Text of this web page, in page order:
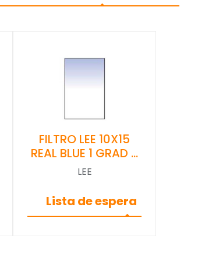
FILTRO LEE 10X15
REAL BLUE 1 GRAD …
LEE
Lista de espera